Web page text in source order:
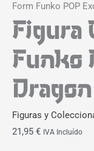
Form Funko POP
Figura
Funko
Figuras y
21,95 € IVA Incluído